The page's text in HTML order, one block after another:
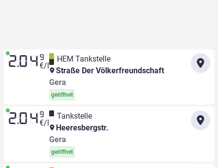
2.04 9
€/l
HEM Tankstelle
Straße Der Völkerfreundschaft
Gera
geöffnet
2.04 9
€/l
Tankstelle
Heeresbergstr.
Gera
geöffnet